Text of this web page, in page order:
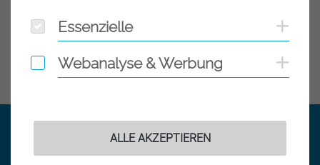
Essenzielle
Essenzielle
Webanalyse & Werbung
Webanalyse & Werbung
ALLE AKZEPTIEREN